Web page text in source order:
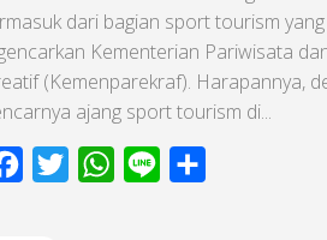
dari bagian sport tourism
Kementerian Pariwisata
(Kemenparekraf). Harapannya,
ajang sport tourism di...
Facebook
Twitter WhatsApp
Line